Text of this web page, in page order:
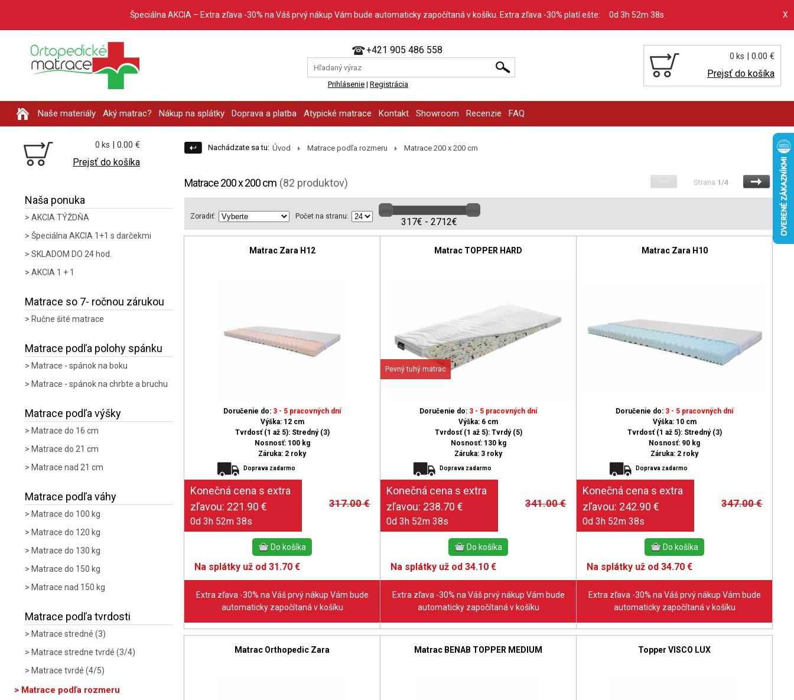
Špeciálna AKCIA – Extra zľava -30% na Váš prvý nákup Vám bude automaticky započítaná v košíku. Extra zľava -30% platí ešte: 0d 3h 52m 37s X
+421 905 486 558
0 ks | 0.00 €
Prejsť do košíka
Prihlásenie | Registrácia
Naše materiály Aký matrac? Nákup na splátky Doprava a platba Atypické matrace Kontakt Showroom Recenzie FAQ
0 ks | 0.00 €
Prejsť do košíka
Naša ponuka
AKCIA TÝŽDŇA
Špeciálna AKCIA 1+1 s darčekmi
SKLADOM DO 24 hod.
AKCIA 1 + 1
Matrace so 7- ročnou zárukou
Ručne šité matrace
Matrace podľa polohy spánku
Matrace - spánok na boku
Matrace - spánok na chrbte a bruchu
Matrace podľa výšky
Matrace do 16 cm
Matrace do 21 cm
Matrace nad 21 cm
Matrace podľa váhy
Matrace do 100 kg
Matrace do 120 kg
Matrace do 130 kg
Matrace do 150 kg
Matrace nad 150 kg
Matrace podľa tvrdosti
Matrace stredné (3)
Matrace stredne tvrdé (3/4)
Matrace tvrdé (4/5)
Matrace podľa rozmeru
Nachádzate sa tu: Úvod Matrace podľa rozmeru Matrace 200 x 200 cm
Matrace 200 x 200 cm (82 produktov) Strana 1/4
Zoradiť: Počet na stranu:
317€ - 2712€
Matrac Zara H12
Doručenie do: 3 - 5 pracovných dní
Výška: 12 cm
Tvrdosť (1 až 5): Stredný (3)
Nosnosť: 100 kg
Záruka: 2 roky
Doprava zadarmo
317.00€
0d 3h 52m 37s
Na splátky už od 31.70 €
Extra zľava -30% na Váš prvý nákup Vám bude
automaticky započítaná v košíku
Matrac TOPPER HARD
Pevný tuhý matrac
Doručenie do: 3 - 5 pracovných dní
Výška: 6 cm
Tvrdosť (1 až 5): Tvrdý (5)
Nosnosť: 130 kg
Záruka: 3 roky
Doprava zadarmo
341.00€
0d 3h 52m 37s
Na splátky už od 34.10 €
Extra zľava -30% na Váš prvý nákup Vám bude
automaticky započítaná v košíku
Matrac Zara H10
Doručenie do: 3 - 5 pracovných dní
Výška: 10 cm
Tvrdosť (1 až 5): Stredný (3)
Nosnosť: 90 kg
Záruka: 2 roky
Doprava zadarmo
347.00€
0d 3h 52m 37s
Na splátky už od 34.70 €
Extra zľava -30% na Váš prvý nákup Vám bude
automaticky započítaná v košíku
Matrac Orthopedic Zara Matrac BENAB TOPPER MEDIUM Topper VISCO LUX